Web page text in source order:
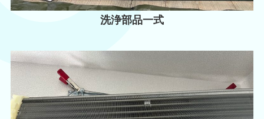
洗浄部品一式